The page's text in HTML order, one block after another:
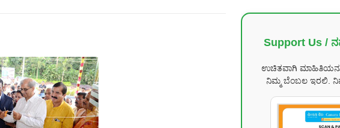
Support Us /
ಉಚಿತವಾಗಿ
ನಿಮ್ಮ ಬೆಂಬಲ ಇರಲಿ.